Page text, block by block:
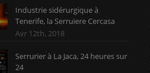
Industrie sidérurgique à
Tenerife, la Serruiere Cercasa
Avr 12th, 2018
Serrurier à La Jaca, 24 heures sur
24